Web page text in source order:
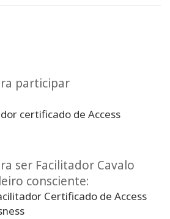
participar
certificado de Access
ser Facilitador Cavalo
consciente:
Certificado de Access